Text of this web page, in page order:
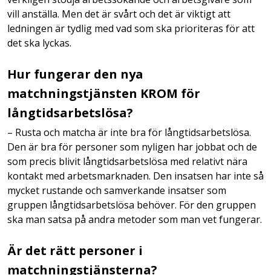
vill anställa. Men det är svårt och det är viktigt att
ledningen är tydlig med vad som ska prioriteras för att
det ska lyckas.
Hur fungerar den nya
matchningstjänsten KROM för
långtidsarbetslösa?
– Rusta och matcha är inte bra för långtidsarbetslösa.
Den är bra för personer som nyligen har jobbat och de
som precis blivit långtidsarbetslösa med relativt nära
kontakt med arbetsmarknaden. Den insatsen har inte så
mycket rustande och samverkande insatser som
gruppen långtidsarbetslösa behöver. För den gruppen
ska man satsa på andra metoder som man vet fungerar.
Är det rätt personer i
matchningstjänsterna?